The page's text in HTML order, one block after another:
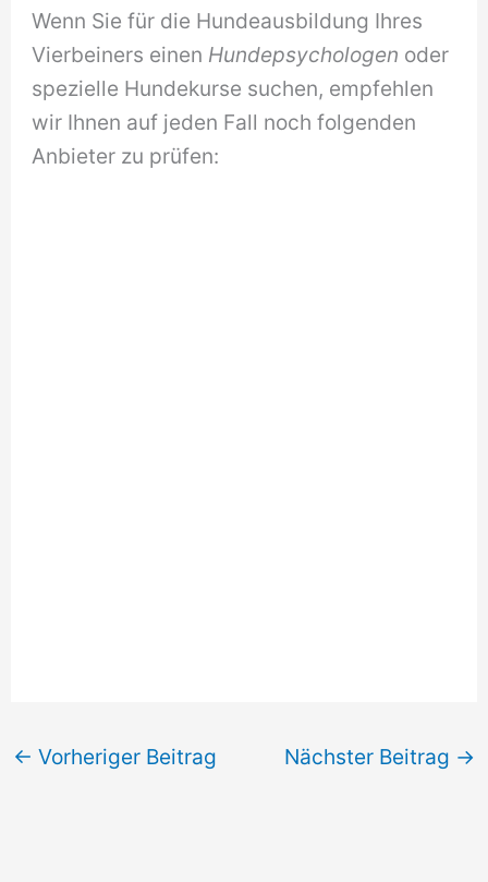
Wenn Sie für die Hundeausbildung Ihres
Vierbeiners einen Hundepsychologen oder
spezielle Hundekurse suchen, empfehlen
wir Ihnen auf jeden Fall noch folgenden
Anbieter zu prüfen:
← Vorheriger Beitrag Nächster Beitrag →